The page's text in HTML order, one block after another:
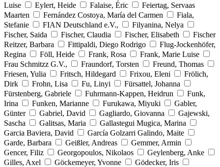
Luise
Eylert, Heide Falaise, Éric
Feiertag, Servaas
Maarten
Fernández Costoya, María del Carmen
Fiala,
Stefanie
FIAN Deutschland e.V.,
Filyanina, Nelya
Fischer, Saida
Fischer, Claudia Fischer, Elisabeth
Fischer
Reitzer, Barbara
Fittipaldi, Diego Rodrigo
Flug-Jockenhöfer,
Regina
Föll, Heide Frank, Rosa
Frank, Marie Luise
Frau Schmitzz G.V.,
Fraundorf, Torsten
Freund, Thomas
Friesen, Yulia
Fritsch, Hildegard Frixou, Eleni
Frölich,
Dirk
Frohn, Lisa Fu, Linyi
Fürsattel, Johanna
Fürstenberg, Gabriele
Fuhrmann-Kappen, Heidrun
Funk,
Irina
Funken, Marianne Furukawa, Miyuki
Gabler,
Günter
Gabriel, David Gagliardo, Giovanna
Gajewski,
Sascha
Galitsas, Maria
Gallastegui Mugica, Marina
Garcia Baviera, David
García Golzarri Galindo, Maite
Garde, Barbara
Geißler, Andreas
Gemmer, Armin
Gencer, Filiz
Georgopoulos, Nikolaos
Geylenberg, Anke
Gilles, Axel
Göckemeyer, Yvonne
Gödecker, Iris